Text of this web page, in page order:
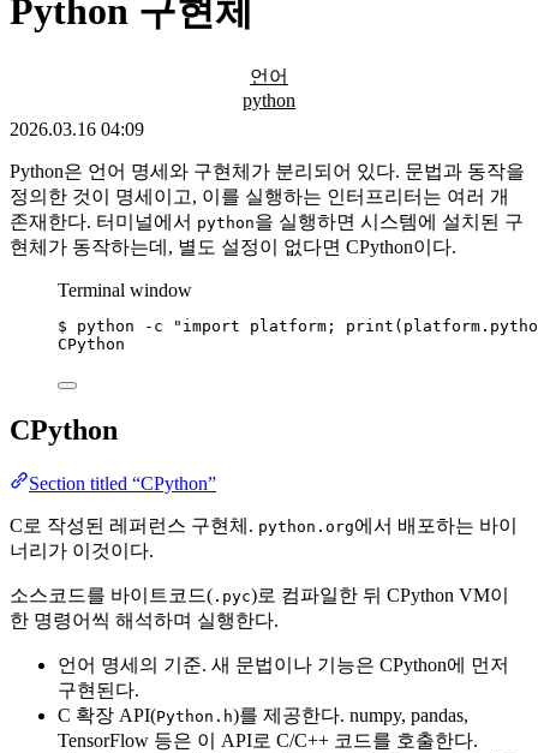
Python 구현체
언어
python
2026.03.16 04:09
Python은 언어 명세와 구현체가 분리되어 있다. 문법과 동작을
정의한 것이 명세이고, 이를 실행하는 인터프리터는 여러 개
존재한다. 터미널에서 python을 실행하면 시스템에 설치된 구
현체가 동작하는데, 별도 설정이 없다면 CPython이다.
Terminal window
$ python -c " import platform;
CPython
CPython
Section titled “CPython”
C로 작성된 레퍼런스 구현체. python.org에서 배포하는 바이
너리가 이것이다.
소스코드를 바이트코드( .pyc)로 컴파일한 뒤 CPython VM이
한 명령어씩 해석하며 실행한다.
언어 명세의 기준. 새 문법이나 기능은 CPython에 먼저
구현된다.
C 확장 API(Python.h)를 제공한다. numpy, pandas,
TensorFlow 등은 이 API로 C/C++ 코드를 호출한다.